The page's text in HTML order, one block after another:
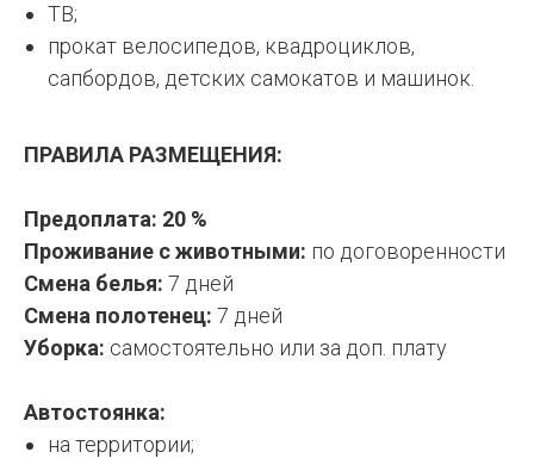
ТВ;
прокат велосипедов, квадроциклов,
сапбордов, детских самокатов и машинок.
ПРАВИЛА РАЗМЕЩЕНИЯ:
Предоплата: 20 %
Проживание с животными: по договоренности
Смена белья: 7 дней
Смена полотенец: 7 дней
Уборка: самостоятельно или за доп. плату
Автостоянка:
на территории;